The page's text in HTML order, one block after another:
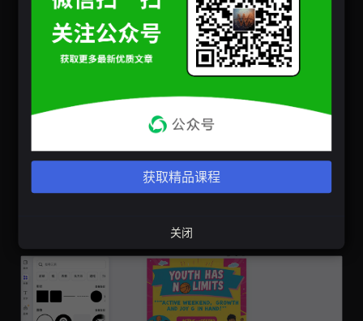
选择比较满意的生成后的海报
需要，添加额外的文字或图形元素
确保设计符合品牌规范（例如：Logo颜色、字体风格
预览海报效果，并进行最后的微调
获取精品课程
关闭